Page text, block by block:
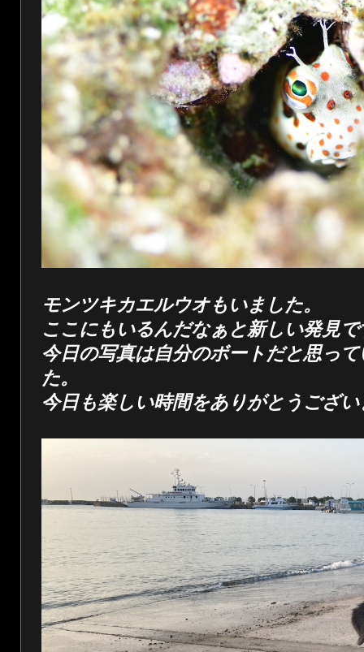
モンツキカエルウオもいました。
ここにもいるんだなぁと新しい発見で
今日の写真は自分のボートだと思っ
た。
今日も楽しい時間をありがとうござ